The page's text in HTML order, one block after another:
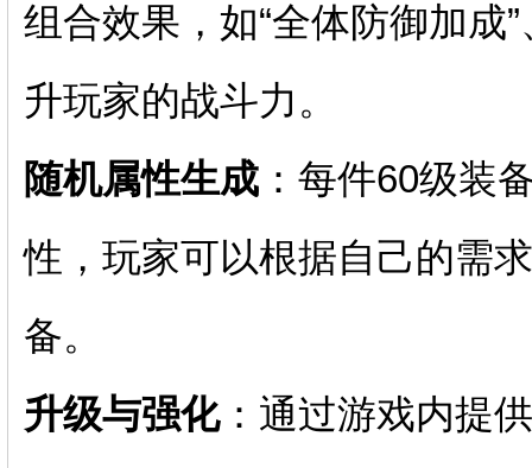
组合效果，如“全体防御加成
升玩家的战斗力。
随机属性生成：每件60级装
性，玩家可以根据自己的需
备。
升级与强化：通过游戏内提